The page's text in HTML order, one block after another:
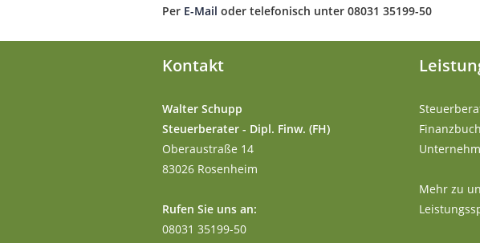
Per E-Mail oder telefonisch unter 08031 35199-50
Kontakt
Walter Schupp
Steuerberater - Dipl. Finw. (FH)
Oberaustraße 14
83026 Rosenheim
Rufen Sie uns an:
08031 35199-50
Mehr zu